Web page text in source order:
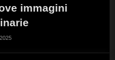
immagini